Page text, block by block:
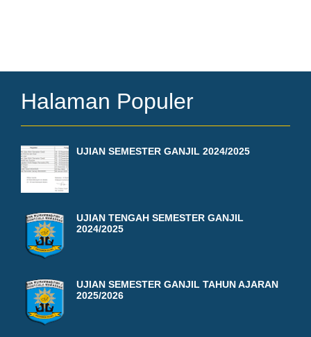
Halaman Populer
UJIAN SEMESTER GANJIL 2024/2025
UJIAN TENGAH SEMESTER GANJIL
2024/2025
UJIAN SEMESTER GANJIL TAHUN AJARAN
2025/2026